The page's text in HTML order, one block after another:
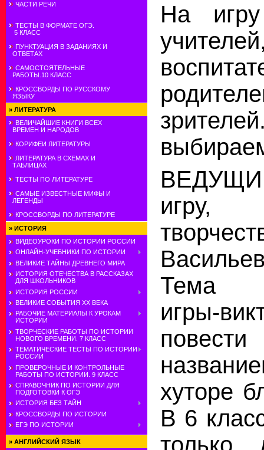
ЧАСТИ РЕЧИ
ТЕСТЫ В ФОРМАТЕ ОГЭ.
5 КЛАСС
ПУНКТУАЦИЯ В ЗАДАНИЯХ И
ОТВЕТАХ
САМОСТОЯТЕЛЬНЫЕ
РАБОТЫ.10 КЛАСС
КРОССВОРДЫ ПО РУССКОМУ
ЯЗЫКУ
» ЛИТЕРАТУРА
ВЕЛИЧАЙШИЕ КНИГИ ВСЕХ
ВРЕМЕН И НАРОДОВ
КОРИФЕИ ЛИТЕРАТУРЫ
ЛИТЕРАТУРА В СХЕМАХ И
ТАБЛИЦАХ
ТЕСТЫ ПО ЛИТЕРАТУРЕ
САМЫЕ ИЗВЕСТНЫЕ МИФЫ И
ЛЕГЕНДЫ
КРОССВОРДЫ ПО ЛИТЕРАТУРЕ
» ИСТОРИЯ
ВИДЕОУРОКИ ПО ИСТОРИИ РОССИИ
ОНЛАЙН-УЧЕБНИКИ ПО ИСТОРИИ
ВЕЛИКИЕ ТАЙНЫ ДРЕВНЕГО МИРА
ИСТОРИЯ ОТЕЧЕСТВА В РАССКАЗАХ
ДЛЯ ШКОЛЬНИКОВ
ИСТОРИЯ РОССИИ
ВЕЛИКИЕ СОБЫТИЯ ХХ ВЕКА
РАБОЧИЕ МАТЕРИАЛЫ К УРОКАМ
ИСТОРИИ
ТВОРЧЕСКИЕ РАБОТЫ ПО ИСТОРИИ
НОВОГО ВРЕМЕНИ. 7 КЛАСС
ТЕМАТИЧЕСКИЕ ТЕСТЫ ПО ИСТОРИИ
РОССИИ
ПРОВЕРОЧНЫЕ И КОНТРОЛЬНЫЕ
РАБОТЫ ПО ИСТОРИИ. 9 КЛАСС
СПРАВОЧНИК ПО ИСТОРИИ ДЛЯ
ПОДГОТОВКИ К ОГЭ
ИСТОРИЯ БЕЗ ТАЙН
КРОССВОРДЫ ПО ИСТОРИИ
ЕГЭ ПО ИСТОРИИ
» АНГЛИЙСКИЙ ЯЗЫК
На
игру,
Тема
игры-
хуторе
В 6